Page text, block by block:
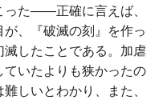
った――正確に言えば、
、『破滅の刻』を作っ
したことである。加虐
いたよりも狭かったの
しいとわかり、また、